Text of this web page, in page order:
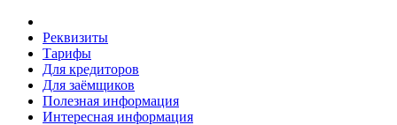
Реквизиты
Тарифы
Для кредиторов
Для заёмщиков
Полезная информация
Интересная информация